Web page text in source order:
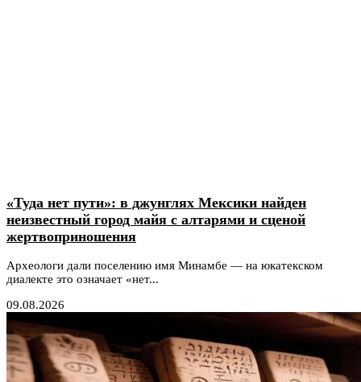
«Туда нет пути»: в джунглях Мексики найден
неизвестный город майя с алтарями и сценой
жертвоприношения
Археологи дали поселению имя Минамбе — на юкатекском
диалекте это означает «нет...
09.08.2026